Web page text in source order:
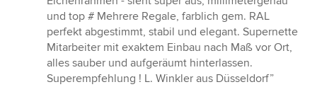
und top # Mehrere Regale, farblich gem. RAL
perfekt abgestimmt, stabil und elegant. Supernette
Mitarbeiter mit exaktem Einbau nach Maß vor Ort,
alles sauber und aufgeräumt hinterlassen.
Superempfehlung ! L. Winkler aus Düsseldorf”